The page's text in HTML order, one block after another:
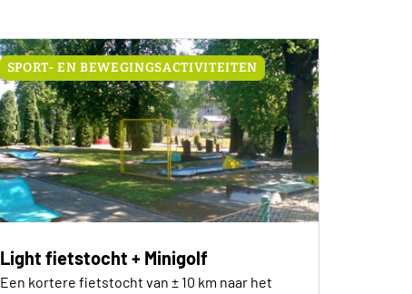
SPORT- EN BEWEGINGSACTIVITEITEN
Light fietstocht + Minigolf
Een kortere fietstocht van ± 10 km naar het